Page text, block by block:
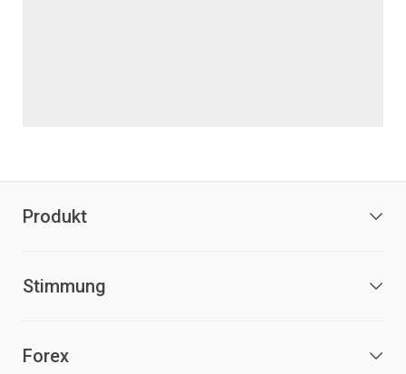
Produkt
Stimmung
Forex